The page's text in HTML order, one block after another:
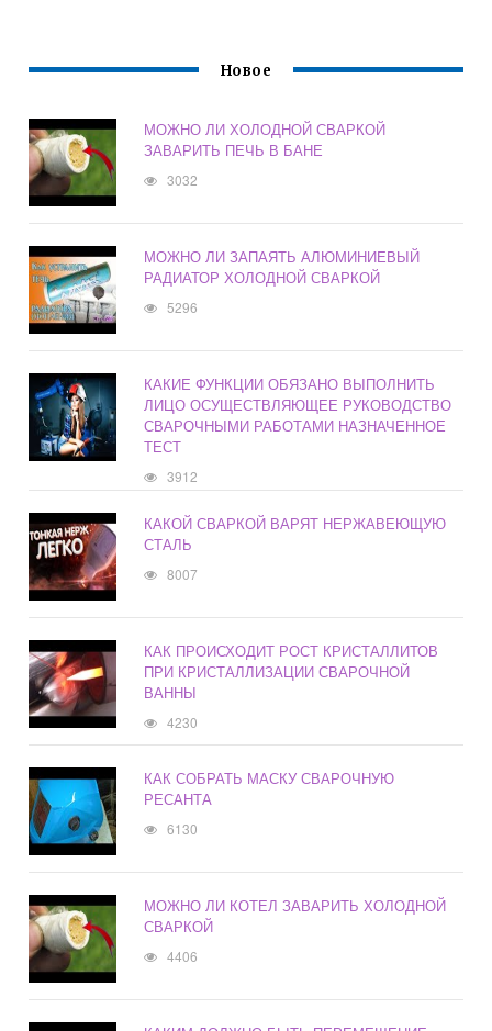
Новое
МОЖНО ЛИ ХОЛОДНОЙ СВАРКОЙ
ЗАВАРИТЬ ПЕЧЬ В БАНЕ
3032
МОЖНО ЛИ ЗАПАЯТЬ АЛЮМИНИЕВЫЙ
РАДИАТОР ХОЛОДНОЙ СВАРКОЙ
5296
КАКИЕ ФУНКЦИИ ОБЯЗАНО ВЫПОЛНИТЬ
ЛИЦО ОСУЩЕСТВЛЯЮЩЕЕ РУКОВОДСТВО
СВАРОЧНЫМИ РАБОТАМИ НАЗНАЧЕННОЕ
ТЕСТ
3912
КАКОЙ СВАРКОЙ ВАРЯТ НЕРЖАВЕЮЩУЮ
СТАЛЬ
8007
КАК ПРОИСХОДИТ РОСТ КРИСТАЛЛИТОВ
ПРИ КРИСТАЛЛИЗАЦИИ СВАРОЧНОЙ
ВАННЫ
4230
КАК СОБРАТЬ МАСКУ СВАРОЧНУЮ
РЕСАНТА
6130
МОЖНО ЛИ КОТЕЛ ЗАВАРИТЬ ХОЛОДНОЙ
СВАРКОЙ
4406